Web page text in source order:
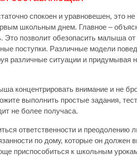
спокоен и уравновешен, это не
школьным днем. Главное –
Это позволит обезопасить малыша
поступки. Различные модели
различные ситуации и придумывая
концентрировать внимание и не
выполнить простые задания,
не более получаса.
ответственности и преодолению
по дому, которые он должен
приспособиться к школьным